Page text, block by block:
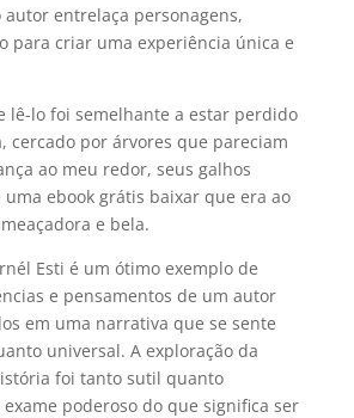
autor entrelaça personagens,
para criar uma experiência única e
lê-lo foi semelhante a estar perdido
cercado por árvores que pareciam
ao meu redor, seus galhos
ebook grátis baixar que era ao
e bela.
Esti é um ótimo exemplo de
e pensamentos de um autor
em uma narrativa que se sente
universal. A exploração da
foi tanto sutil quanto
poderoso do que significa ser